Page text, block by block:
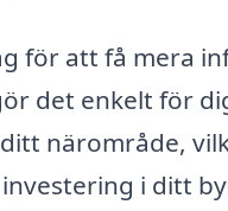
för att få mera
det enkelt för
närområde,
i ditt